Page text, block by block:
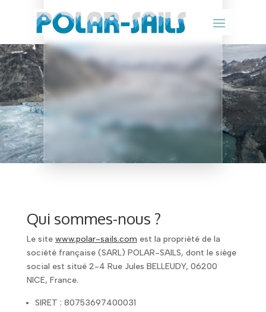
Qui sommes-nous ?
Le site www.polar-sails.com est la propriété de la
société française (SARL) POLAR-SAILS, dont le siège
social est situé 2-4 Rue Jules BELLEUDY, 06200
NICE, France.
SIRET : 80753697400031